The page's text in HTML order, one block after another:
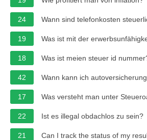
24 Wann sind telefonkosten
19 Was ist mit der
18 Was ist meien steuer id
42 Wann kann ich
17 Was versteht man unter
22 Ist es illegal obdachlos zu sein?
21 Can I track the status of my